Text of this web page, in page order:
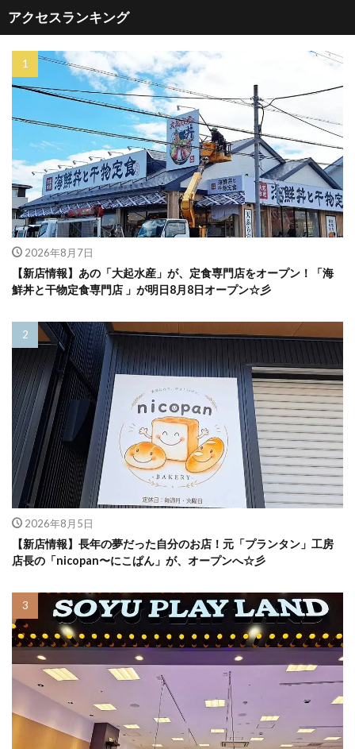
アクセスランキング
2026年8月7日
【新店情報】あの「大起水産」が、定食専門店をオープン！「海
鮮丼と干物定食専門店 」が明日8月8日オープン☆彡
2026年8月5日
【新店情報】長年の夢だった自分のお店！元「プランタン」工房
店長の「nicopan〜にこぱん」が、オープンへ☆彡